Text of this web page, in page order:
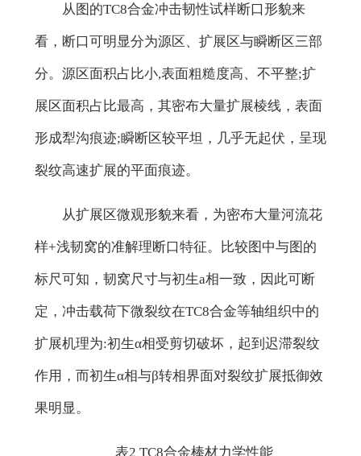
从图的TC8合金冲击韧性试样断口形貌来
看，断口可明显分为源区、扩展区与瞬断区三部
分。源区面积占比小,表面粗糙度高、不平整;扩
展区面积占比最高，其密布大量扩展棱线，表面
形成犁沟痕迹;瞬断区较平坦，几乎无起伏，呈现
裂纹高速扩展的平面痕迹。
从扩展区微观形貌来看，为密布大量河流花
样+浅韧窝的准解理断口特征。比较图中与图的
标尺可知，韧窝尺寸与初生a相一致，因此可断
定，冲击载荷下微裂纹在TC8合金等轴组织中的
扩展机理为:初生α相受剪切破坏，起到迟滞裂纹
作用，而初生α相与β转相界面对裂纹扩展抵御效
果明显。
表2 TC8合金棒材力学性能